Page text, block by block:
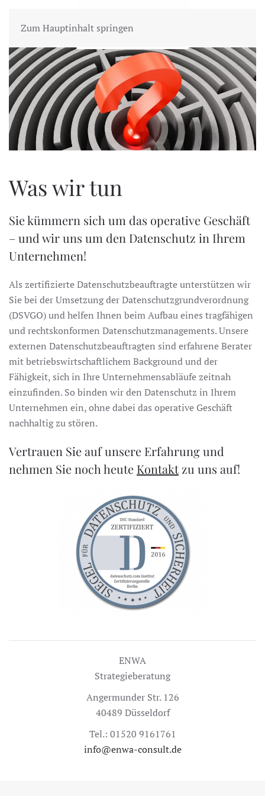
Zum Hauptinhalt springen
Was wir tun
Sie kümmern sich um das operative Geschäft
– und wir uns um den Datenschutz in Ihrem
Unternehmen!
Als zertifizierte Datenschutzbeauftragte unterstützen wir
Sie bei der Umsetzung der Datenschutzgrundverordnung
(DSVGO) und helfen Ihnen beim Aufbau eines tragfähigen
und rechtskonformen Datenschutzmanagements. Unsere
externen Datenschutzbeauftragten sind erfahrene Berater
mit betriebswirtschaftlichem Background und der
Fähigkeit, sich in Ihre Unternehmensabläufe zeitnah
einzufinden. So binden wir den Datenschutz in Ihrem
Unternehmen ein, ohne dabei das operative Geschäft
nachhaltig zu stören.
Vertrauen Sie auf unsere Erfahrung und
nehmen Sie noch heute Kontakt zu uns auf!
ENWA
Strategieberatung
Angermunder Str. 126
40489 Düsseldorf
Tel.: 01520 9161761
info@enwa-consult.de